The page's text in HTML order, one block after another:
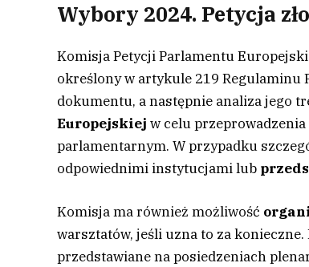
Wybory 2024. Petycja
Komisja Petycji Parlamentu
określony w artykule 219
dokumentu, a następnie analiza jego
Europejskiej w celu
parlamentarnym. W przypadku
odpowiednimi instytucjami lub
Komisja ma również możliwość
warsztatów, jeśli uzna to za
przedstawiane na posiedzeniach